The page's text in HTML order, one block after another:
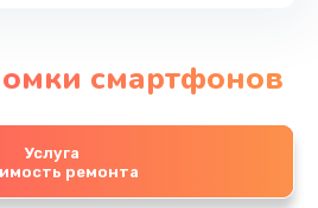
смартфонов
Услуга
ремонта